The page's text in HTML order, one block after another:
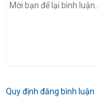
Quy định đăng bình luận